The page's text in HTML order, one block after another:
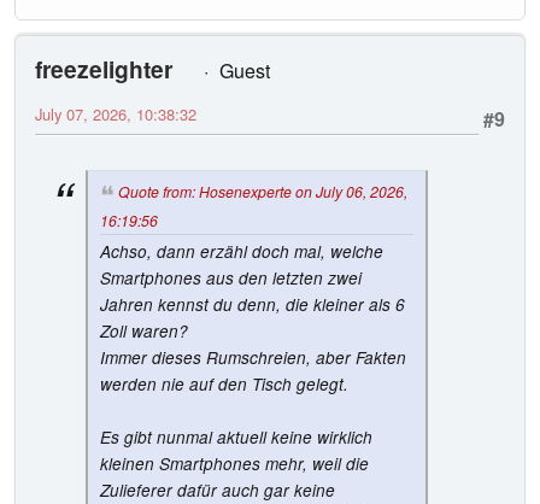
freezelighter
Guest
#9
July 07, 2026, 10:38:32
Quote from: Hosenexperte on July 06, 2026,
16:19:56
Achso, dann erzähl doch mal, welche
Smartphones aus den letzten zwei
Jahren kennst du denn, die kleiner als 6
Zoll waren?
Immer dieses Rumschreien, aber Fakten
werden nie auf den Tisch gelegt.
Es gibt nunmal aktuell keine wirklich
kleinen Smartphones mehr, weil die
Zulieferer dafür auch gar keine